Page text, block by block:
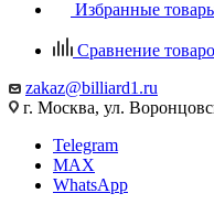
Избранные
Сравнение
zakaz@billiard1.ru
г. Москва, ул.
Telegram
MAX
WhatsApp